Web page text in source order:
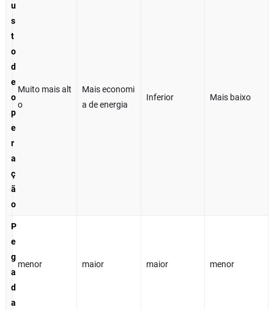
u
s
t
o
d
e
o
p
e
r
a
ç
ã
o
Muito mais alt
o
Mais economi
a de energia
Inferior Mais baixo
P
e
g
a
d
a
menor maior maior menor